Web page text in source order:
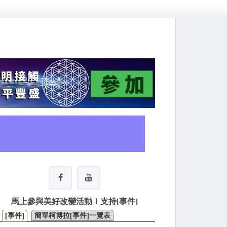
馬上參與美好改變活動！支持[事件]
[事件] 簡單柯博拉[事件]一覽表